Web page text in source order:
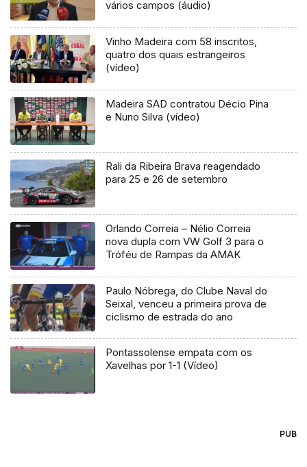
vários campos (áudio)
Vinho Madeira com 58 inscritos,
quatro dos quais estrangeiros
(vídeo)
Madeira SAD contratou Décio Pina
e Nuno Silva (vídeo)
Rali da Ribeira Brava reagendado
para 25 e 26 de setembro
Orlando Correia – Nélio Correia
nova dupla com VW Golf 3 para o
Tróféu de Rampas da AMAK
Paulo Nóbrega, do Clube Naval do
Seixal, venceu a primeira prova de
ciclismo de estrada do ano
Pontassolense empata com os
Xavelhas por 1-1 (Vídeo)
PUB